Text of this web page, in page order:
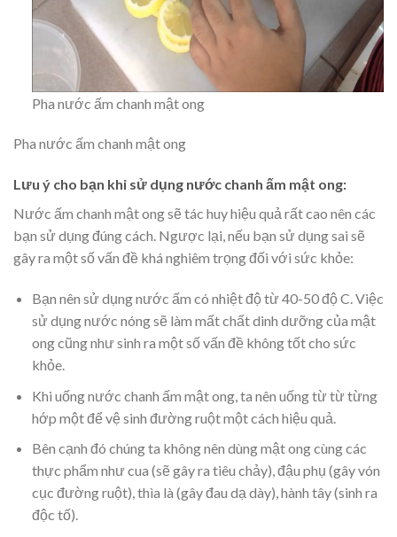
Pha nước ấm chanh mật ong
Pha nước ấm chanh mật ong
Lưu ý cho bạn khi sử dụng nước chanh ấm mật ong:
Nước ấm chanh mật ong sẽ tác huy hiệu quả rất cao nên các
bạn sử dụng đúng cách. Ngược lại, nếu bạn sử dụng sai sẽ
gây ra một số vấn đề khá nghiêm trọng đối với sức khỏe:
Bạn nên sử dụng nước ấm có nhiệt độ từ 40-50 độ C. Việc
sử dụng nước nóng sẽ làm mất chất dinh dưỡng của mật
ong cũng như sinh ra một số vấn đề không tốt cho sức
khỏe.
Khi uống nước chanh ấm mật ong, ta nên uống từ từ từng
hớp một để vệ sinh đường ruột một cách hiệu quả.
Bên cạnh đó chúng ta không nên dùng mật ong cùng các
thực phẩm như cua (sẽ gây ra tiêu chảy), đậu phụ (gây vón
cục đường ruột), thìa là (gây đau dạ dày), hành tây (sinh ra
độc tố).